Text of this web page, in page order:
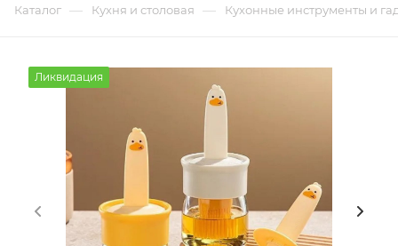
Каталог — Кухня и столовая — Кухонные инструменты и
Ликвидация